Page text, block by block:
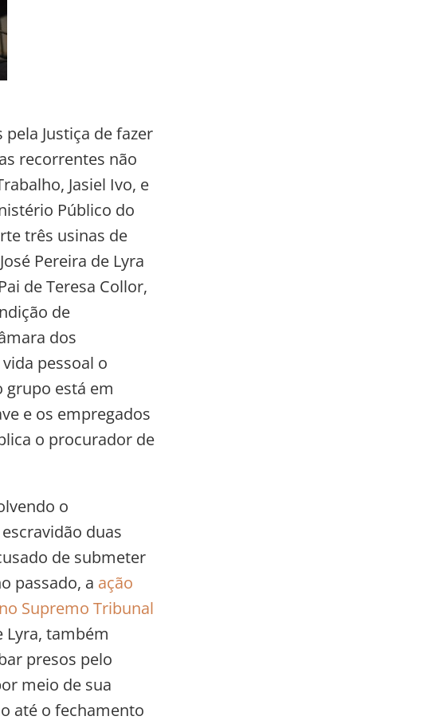
Justiça de fazer
recorrentes não
Jasiel Ivo, e
Público do
três usinas de
Pereira de Lyra
de Teresa Collor,
de
dos
pessoal o
grupo está em
e os empregados
o procurador de
o
duas
de submeter
passado, a ação
Supremo Tribunal
Lyra, também
presos pelo
meio de sua
até o fechamento